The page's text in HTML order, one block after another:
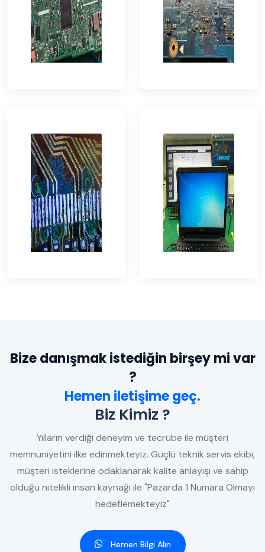
Bize danışmak istediğin birşey mi var
?
Hemen iletişime geç.
Biz Kimiz ?
Yılların verdiği deneyim ve tecrübe ile müşteri
memnuniyetini ilke edinmekteyiz. Güçlü teknik servis ekibi,
müşteri isteklerine odaklanarak kalite anlayışı ve sahip
olduğu nitelikli insan kaynağı ile "Pazarda 1 Numara Olmayı
hedeflemekteyiz"
Hemen Bilgi Alın